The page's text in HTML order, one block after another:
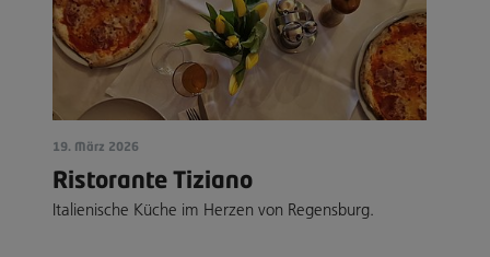
19. März 2026
Ristorante Tiziano
Italienische Küche im Herzen von Regensburg.